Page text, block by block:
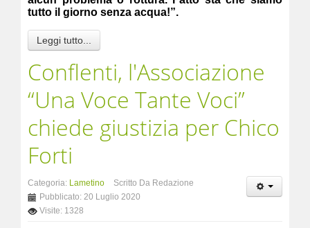
tutto il giorno senza acqua!”.
Leggi tutto...
Conflenti, l'Associazione
“Una Voce Tante Voci”
chiede giustizia per Chico
Forti
Categoria: Lametino
Scritto Da Redazione
Pubblicato: 20 Luglio 2020
Visite: 1328